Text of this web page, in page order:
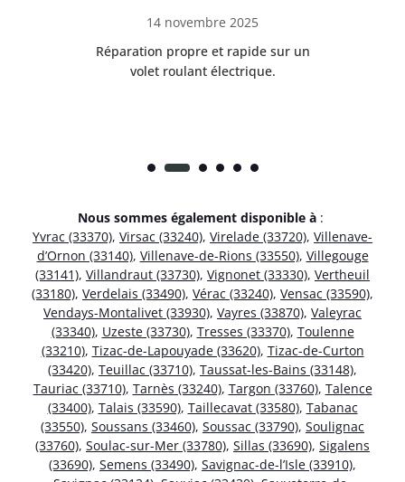
14 novembre 2025
Réparation propre et rapide sur un
volet roulant électrique.
Nous sommes également disponible à :
Yvrac (33370), Virsac (33240), Virelade (33720), Villenave-
d’Ornon (33140), Villenave-de-Rions (33550), Villegouge
(33141), Villandraut (33730), Vignonet (33330), Vertheuil
(33180), Verdelais (33490), Vérac (33240), Vensac (33590),
Vendays-Montalivet (33930), Vayres (33870), Valeyrac
(33340), Uzeste (33730), Tresses (33370), Toulenne
(33210), Tizac-de-Lapouyade (33620), Tizac-de-Curton
(33420), Teuillac (33710), Taussat-les-Bains (33148),
Tauriac (33710), Tarnès (33240), Targon (33760), Talence
(33400), Talais (33590), Taillecavat (33580), Tabanac
(33550), Soussans (33460), Soussac (33790), Soulignac
(33760), Soulac-sur-Mer (33780), Sillas (33690), Sigalens
(33690), Semens (33490), Savignac-de-l’Isle (33910),